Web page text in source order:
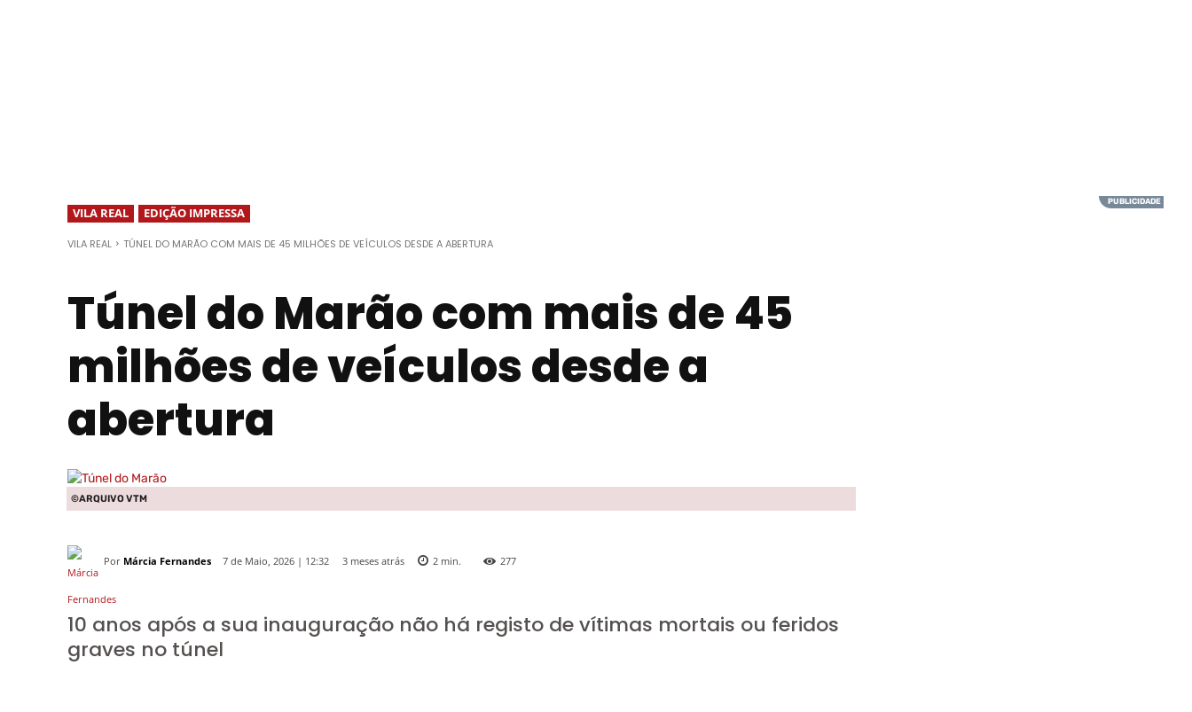
VILA REAL EDIÇÃO IMPRESSA
VILA REAL TÚNEL DO MARÃO COM MAIS DE 45 MILHÕES DE VEÍCULOS DESDE A ABERTURA
Túnel do Marão com mais de 45
milhões de veículos desde a
abertura
©ARQUIVO VTM
Por Márcia Fernandes 7 de Maio, 2026 | 12:32 3 meses atrás 2 min. 277
10 anos após a sua inauguração não há registo de vítimas mortais ou feridos
graves no túnel